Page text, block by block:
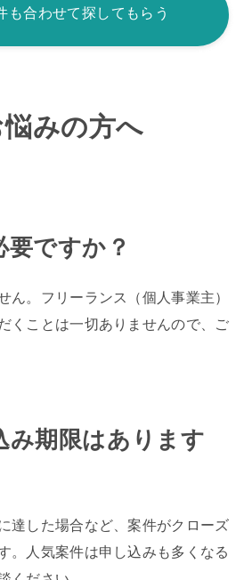
も合わせて探してもらう
みの方へ
ですか？
ん。フリーランス（個人事業主）
くことは一切ありませんので、ご
み期限はあります
達した場合など、案件がクローズ
。人気案件は申し込みも多くなる